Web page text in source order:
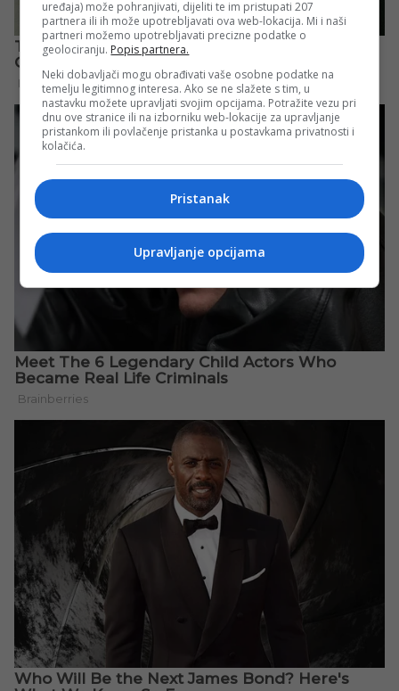
uređaja) može pohranjivati, dijeliti te im pristupati 207
partnera ili ih može upotrebljavati ova web-lokacija. Mi i naši
partneri možemo upotrebljavati precizne podatke o
geolociranju. Popis partnera.
Neki dobavljači mogu obrađivati vaše osobne podatke na
temelju legitimnog interesa. Ako se ne slažete s tim, u
nastavku možete upravljati svojim opcijama. Potražite vezu pri
dnu ove stranice ili na izborniku web-lokacije za upravljanje
pristankom ili povlačenje pristanka u postavkama privatnosti i
kolačića.
Pristanak
Upravljanje opcijama